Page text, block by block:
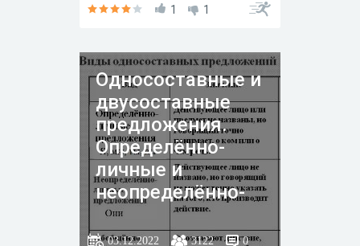
1 1
Односоставные и
двусоставные
предложения.
Определённо-
личные и
неопределённо-
личные.
03.12.2022 3122 0